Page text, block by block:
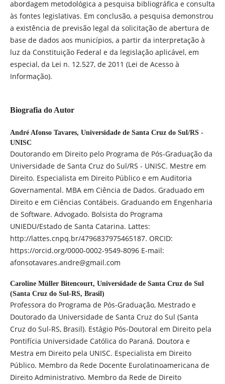
abordagem metodológica a pesquisa bibliográfica e consulta
às fontes legislativas. Em conclusão, a pesquisa demonstrou
a existência de previsão legal da solicitação de abertura de
base de dados aos municípios, a partir da interpretação à
luz da Constituição Federal e da legislação aplicável, em
especial, da Lei n. 12.527, de 2011 (Lei de Acesso à
Informação).
Biografia do Autor
André Afonso Tavares, Universidade de Santa Cruz do Sul/RS -
UNISC
Doutorando em Direito pelo Programa de Pós-Graduação da
Universidade de Santa Cruz do Sul/RS - UNISC. Mestre em
Direito. Especialista em Direito Público e em Auditoria
Governamental. MBA em Ciência de Dados. Graduado em
Direito e em Ciências Contábeis. Graduando em Engenharia
de Software. Advogado. Bolsista do Programa
UNIEDU/Estado de Santa Catarina. Lattes:
http://lattes.cnpq.br/4796837975465187. ORCID:
https://orcid.org/0000-0002-9549-8096 E-mail:
afonsotavares.andre@gmail.com
Caroline Müller Bitencourt, Universidade de Santa Cruz do Sul
(Santa Cruz do Sul-RS, Brasil)
Professora do Programa de Pós-Graduação, Mestrado e
Doutorado da Universidade de Santa Cruz do Sul (Santa
Cruz do Sul-RS, Brasil). Estágio Pós-Doutoral em Direito pela
Pontifícia Universidade Católica do Paraná. Doutora e
Mestra em Direito pela UNISC. Especialista em Direito
Público. Membro da Rede Docente Eurolatinoamericana de
Direito Administrativo. Membro da Rede de Direito